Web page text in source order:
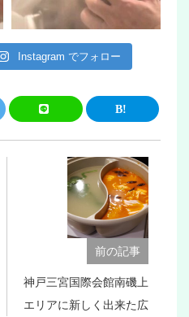
Instagram でフォロー
前の記事
神戸三宮国際会館南磯上
エリアに新しく出来た広